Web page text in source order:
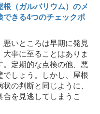
（ガルバリウム）のメ
できる4つのチェックポ
いところは早期に発見
事に至ることはありま
定期的な点検の他、悪
でしょう。しかし、屋根
の判断と同じように、
を見逃してしまうこ